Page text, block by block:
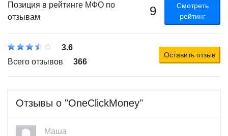
Позиция в рейтинге МФО по
отзывам
9
Смотреть
рейтинг
3.6
Всего отзывов
366
Оставить отзыв
Отзывы о "OneClickMoney"
Маша